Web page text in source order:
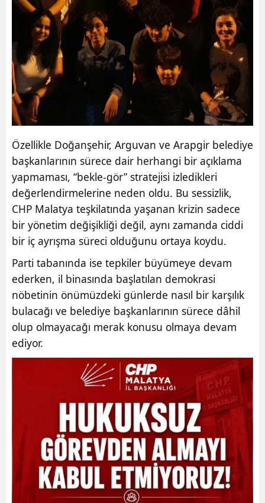
Özellikle Doğanşehir, Arguvan ve Arapgir belediye
başkanlarının sürece dair herhangi bir açıklama
yapmaması, “bekle-gör” stratejisi izledikleri
değerlendirmelerine neden oldu. Bu sessizlik,
CHP Malatya teşkilatında yaşanan krizin sadece
bir yönetim değişikliği değil, aynı zamanda ciddi
bir iç ayrışma süreci olduğunu ortaya koydu.
Parti tabanında ise tepkiler büyümeye devam
ederken, il binasında başlatılan demokrasi
nöbetinin önümüzdeki günlerde nasıl bir karşılık
bulacağı ve belediye başkanlarının sürece dâhil
olup olmayacağı merak konusu olmaya devam
ediyor.